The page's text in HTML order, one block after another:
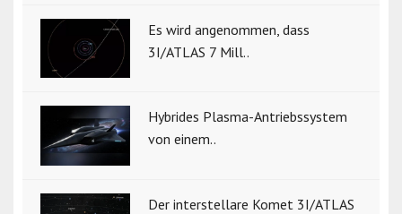
Es wird angenommen, dass
3I/ATLAS 7 Mill..
Hybrides Plasma-Antriebssystem
von einem..
Der interstellare Komet 3I/ATLAS